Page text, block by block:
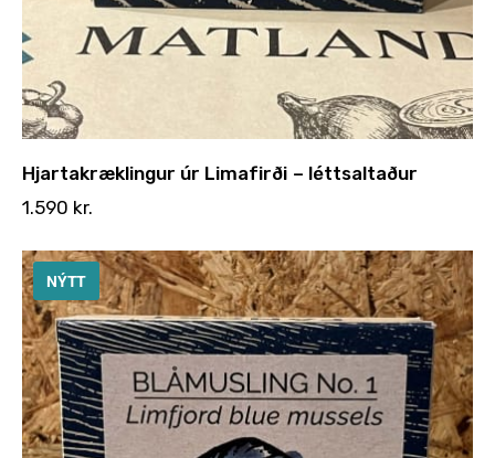
Hjartakræklingur úr Limafirði – léttsaltaður
1.590 kr.
NÝTT